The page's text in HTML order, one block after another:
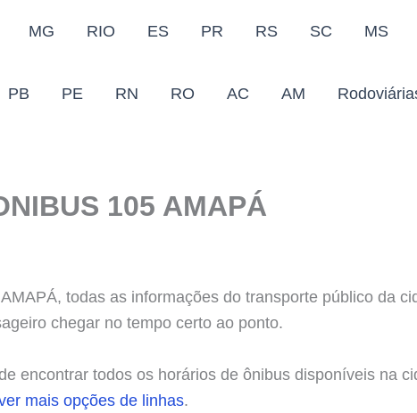
MG RIO ES PR RS SC MS
PB PE RN RO AC AM
105 AMAPÁ
todas as informações do transporte público da
chegar no tempo certo ao ponto.
encontrar todos os horários de ônibus disponíveis na
mais opções de linhas.